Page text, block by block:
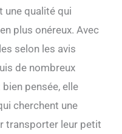
une qualité qui
plus onéreux. Avec
selon les avis
de nombreux
pensée, elle
cherchent une
transporter leur petit